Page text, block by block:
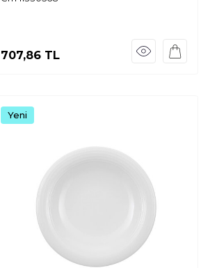
707,86 TL
Yeni